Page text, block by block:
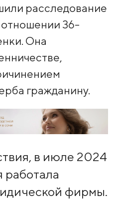
расследование
отношении 36-
Она
гражданину.
в июле 2024
работала
фирмы.